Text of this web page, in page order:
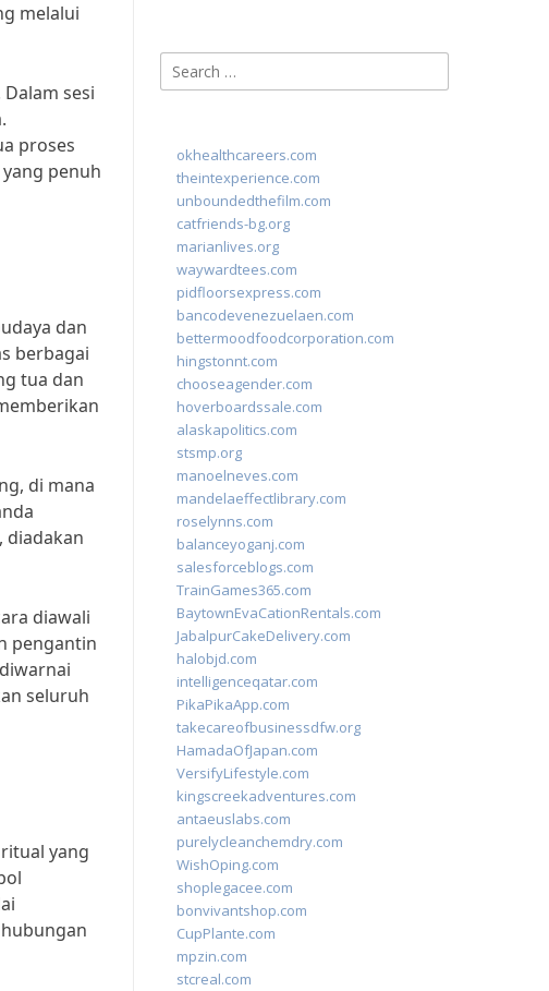
melalui
sesi
proses
penuh
dan
berbagai
tua dan
di mana
diadakan
diawali
pengantin
seluruh
yang
Search
for:
okhealthcareers.com
theintexperience.com
unboundedthefilm.com
catfriends-bg.org
marianlives.org
waywardtees.com
pidfloorsexpress.com
bancodevenezuelaen.com
bettermoodfoodcorporation.com
hingstonnt.com
chooseagender.com
hoverboardssale.com
alaskapolitics.com
stsmp.org
manoelneves.com
mandelaeffectlibrary.com
roselynns.com
balanceyoganj.com
salesforceblogs.com
TrainGames365.com
BaytownEvaCationRentals.com
JabalpurCakeDelivery.com
halobjd.com
intelligenceqatar.com
PikaPikaApp.com
takecareofbusinessdfw.org
HamadaOfJapan.com
VersifyLifestyle.com
kingscreekadventures.com
antaeuslabs.com
purelycleanchemdry.com
WishOping.com
shoplegacee.com
bonvivantshop.com
CupPlante.com
mpzin.com
stcreal.com